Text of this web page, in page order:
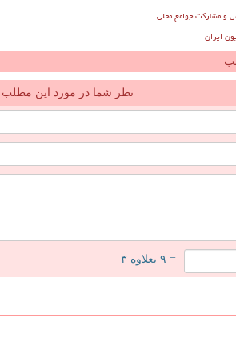
و مشارکت جوامع محلی
ایران
نظر شما در مورد این مطلب
= ۹ بعلاوه ۳